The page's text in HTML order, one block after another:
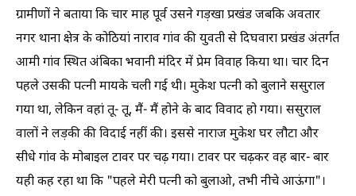
ग्रामीणों ने बताया कि चार माह पूर्व उसने गड़खा प्रखंड जबकि अवतार
नगर थाना क्षेत्र के कोठियां नाराव गांव की युवती से दिघवारा प्रखंड अंतर्गत
आमी गांव स्थित अंबिका भवानी मंदिर में प्रेम विवाह किया था। चार दिन
पहले उसकी पत्नी मायके चली गई थी। मुकेश पत्नी को बुलाने ससुराल
गया था, लेकिन वहां तू- तू, मैं- मैं होने के बाद विवाद हो गया। ससुराल
वालों ने लड़की की विदाई नहीं की। इससे नाराज मुकेश घर लौटा और
सीधे गांव के मोबाइल टावर पर चढ़ गया। टावर पर चढ़कर वह बार- बार
यही कह रहा था कि "पहले मेरी पत्नी को बुलाओ, तभी नीचे आऊंगा"।